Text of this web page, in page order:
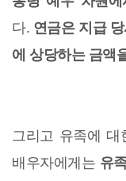
다. 연금은 지급
에 상당하는 금액
그리고 유족에
배우자에게는 유